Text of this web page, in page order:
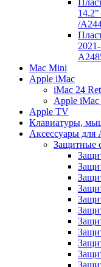
/
Mac Mini
Apple iMac
iMac 24
Apple
Apple TV
Клавиатуры,
Аксессуары для
Защитные